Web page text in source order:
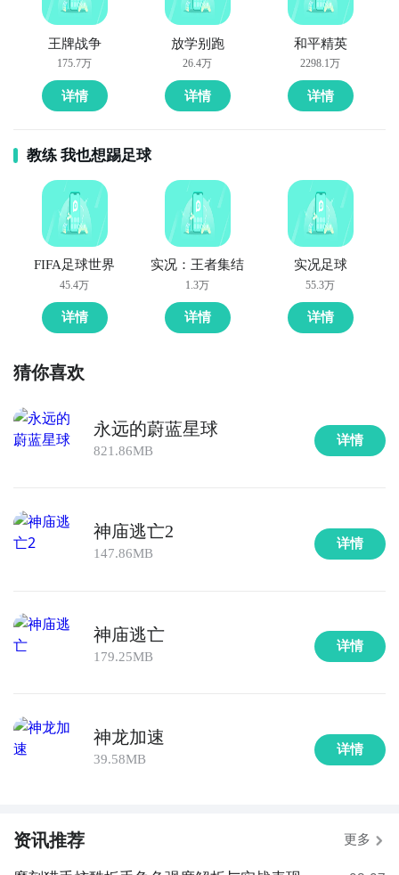
王牌战争
175.7万
详情
放学别跑
26.4万
详情
和平精英
2298.1万
详情
教练 我也想踢足球
FIFA足球世界
45.4万
详情
实况：王者集结
1.3万
详情
实况足球
55.3万
详情
猜你喜欢
永远的蔚蓝星球
821.86MB
详情
神庙逃亡2
147.86MB
详情
神庙逃亡
179.25MB
详情
神龙加速
39.58MB
详情
资讯推荐 更多